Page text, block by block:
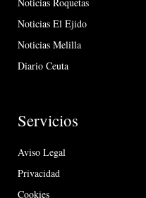
Noticias Roquetas
Noticias El Ejido
Noticias Melilla
Diario Ceuta
Servicios
Aviso Legal
Privacidad
Cookies